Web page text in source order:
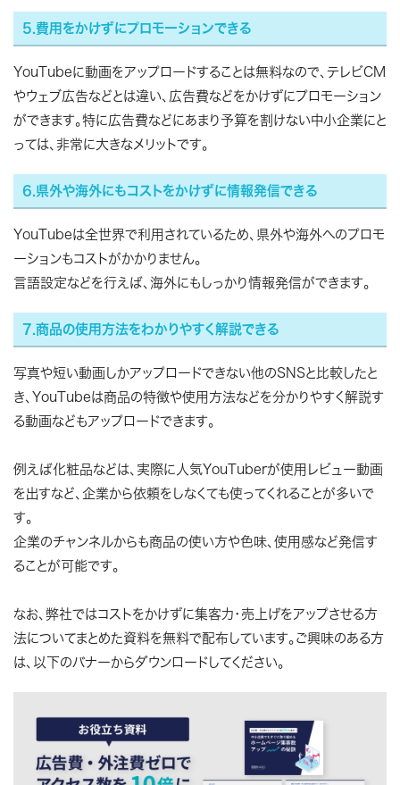
5.費用をかけずにプロモーションできる
YouTubeに動画をアップロードすることは無料なので、テレビCM
やウェブ広告などとは違い、広告費などをかけずにプロモーション
ができます。特に広告費などにあまり予算を割けない中小企業にと
っては、非常に大きなメリットです。
6.県外や海外にもコストをかけずに情報発信できる
YouTubeは全世界で利用されているため、県外や海外へのプロモ
ーションもコストがかかりません。
言語設定などを行えば、海外にもしっかり情報発信ができます。
7.商品の使用方法をわかりやすく解説できる
写真や短い動画しかアップロードできない他のSNSと比較したと
き、YouTubeは商品の特徴や使用方法などを分かりやすく解説す
る動画などもアップロードできます。
例えば化粧品などは、実際に人気YouTuberが使用レビュー動画
を出すなど、企業から依頼をしなくても使ってくれることが多いで
す。
企業のチャンネルからも商品の使い方や色味、使用感など発信す
ることが可能です。
なお、弊社ではコストをかけずに集客力・売上げをアップさせる方
法についてまとめた資料を無料で配布しています。ご興味のある方
は、以下のバナーからダウンロードしてください。